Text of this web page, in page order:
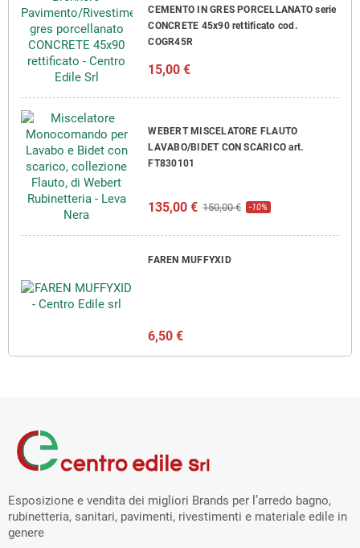
CEMENTO IN GRES PORCELLANATO serie
CONCRETE 45x90 rettificato cod.
COGR45R
15,00 €
WEBERT MISCELATORE FLAUTO
LAVABO/BIDET CON SCARICO art.
FT830101
135,00 € 150,00 € -10%
FAREN MUFFYXID
6,50 €
Esposizione e vendita dei migliori Brands per l’arredo bagno,
rubinetteria, sanitari, pavimenti, rivestimenti e materiale edile in
genere